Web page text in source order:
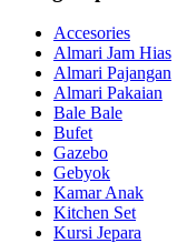
Accesories
Almari Jam Hias
Almari Pajangan
Almari Pakaian
Bale Bale
Bufet
Gazebo
Gebyok
Kamar Anak
Kitchen Set
Kursi Jepara